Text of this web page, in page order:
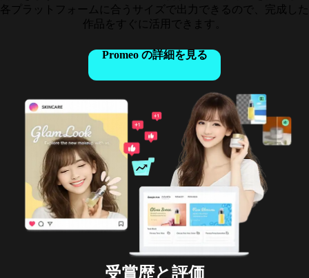
各プラットフォームに合うサイズで出力できるので、完成した
作品をすぐに活用できます。
Promeo の詳細を見る
受賞歴と評価